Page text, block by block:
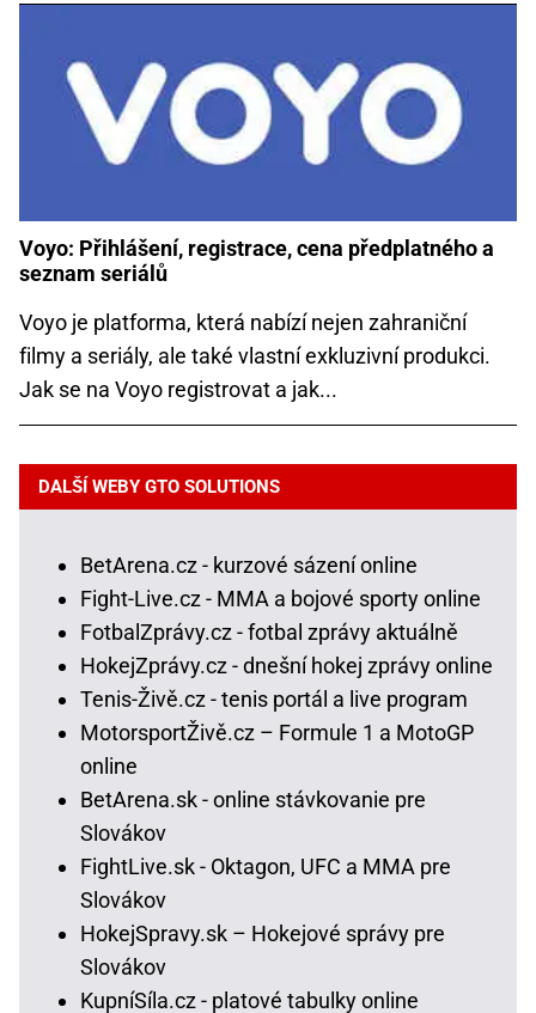
Voyo: Přihlášení, registrace, cena předplatného a
seznam seriálů
Voyo je platforma, která nabízí nejen zahraniční
filmy a seriály, ale také vlastní exkluzivní produkci.
Jak se na Voyo registrovat a jak...
DALŠÍ WEBY GTO SOLUTIONS
BetArena.cz - kurzové sázení online
Fight-Live.cz - MMA a bojové sporty online
FotbalZprávy.cz - fotbal zprávy aktuálně
HokejZprávy.cz - dnešní hokej zprávy online
Tenis-Živě.cz - tenis portál a live program
MotorsportŽivě.cz – Formule 1 a MotoGP
online
BetArena.sk - online stávkovanie pre
Slovákov
FightLive.sk - Oktagon, UFC a MMA pre
Slovákov
HokejSpravy.sk – Hokejové správy pre
Slovákov
KupníSíla.cz - platové tabulky online